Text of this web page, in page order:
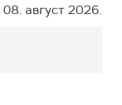
08. август 2026.